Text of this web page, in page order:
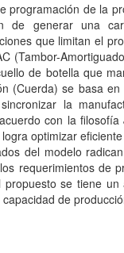
programación de la
de generar una
que limitan el
(Tambor-
de botella que
(Cuerda) se basa
la
con la
optimizar
del modelo
requerimientos de
se tiene
de